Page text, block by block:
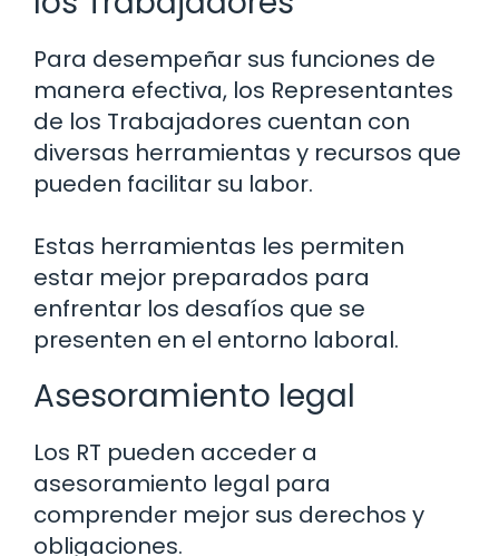
Para desempeñar sus funciones de
manera efectiva, los Representantes
de los Trabajadores cuentan con
diversas herramientas y recursos que
pueden facilitar su labor.
Estas herramientas les permiten
estar mejor preparados para
enfrentar los desafíos que se
presenten en el entorno laboral.
Asesoramiento legal
Los RT pueden acceder a
asesoramiento legal para
comprender mejor sus derechos y
obligaciones.